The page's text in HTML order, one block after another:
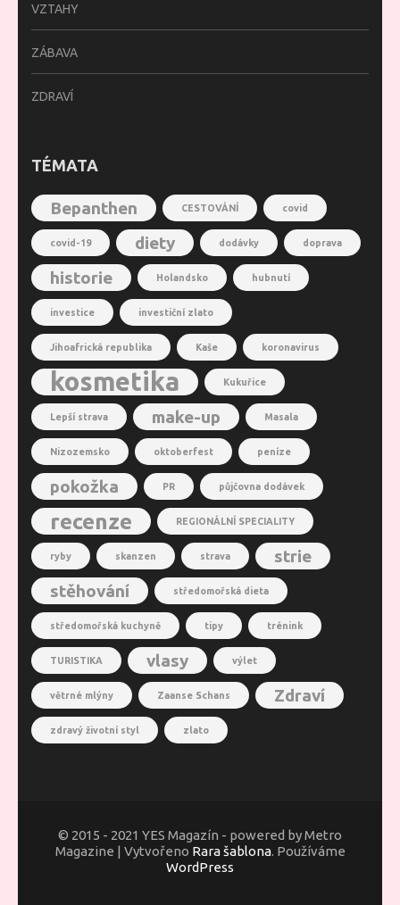
VZTAHY
ZÁBAVA
ZDRAVÍ
TÉMATA
Bepanthen CESTOVÁNÍ covid
covid-19 diety dodávky doprava
historie Holandsko hubnutí
investice investiční zlato
Jihoafrická republika Kaše koronavirus
kosmetika Kukuřice
Lepší strava make-up Masala
Nizozemsko oktoberfest peníze
pokožka PR půjčovna dodávek
recenze REGIONÁLNÍ SPECIALITY
ryby skanzen strava
strie
stěhování
středomořská dieta
středomořská kuchyně tipy trénink
TURISTIKA vlasy výlet
větrné mlýny Zaanse Schans Zdraví
zdravý životní styl zlato
© 2015 - 2021 YES Magazín - powered by Metro
Magazine | Vytvořeno Rara šablona. Používáme
WordPress